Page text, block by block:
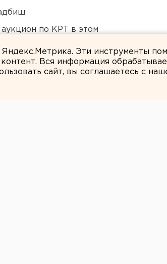
аукцион по КРТ в этом
Эти инструменты
Вся информация
сайт, вы соглашаетесь с